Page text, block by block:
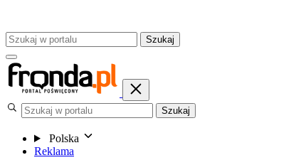
Szukaj
Szukaj
Polska
Reklama